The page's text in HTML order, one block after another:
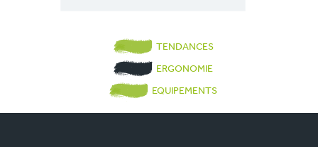
TENDANCES
ERGONOMIE
EQUIPEMENTS